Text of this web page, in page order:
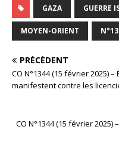
GAZA GUERRE
MOYEN-ORIENT
PRÉCÉDENT
CO N°1344 (15 février 2025)
manifestent contre les
CO N°1344 (15 février 2025)